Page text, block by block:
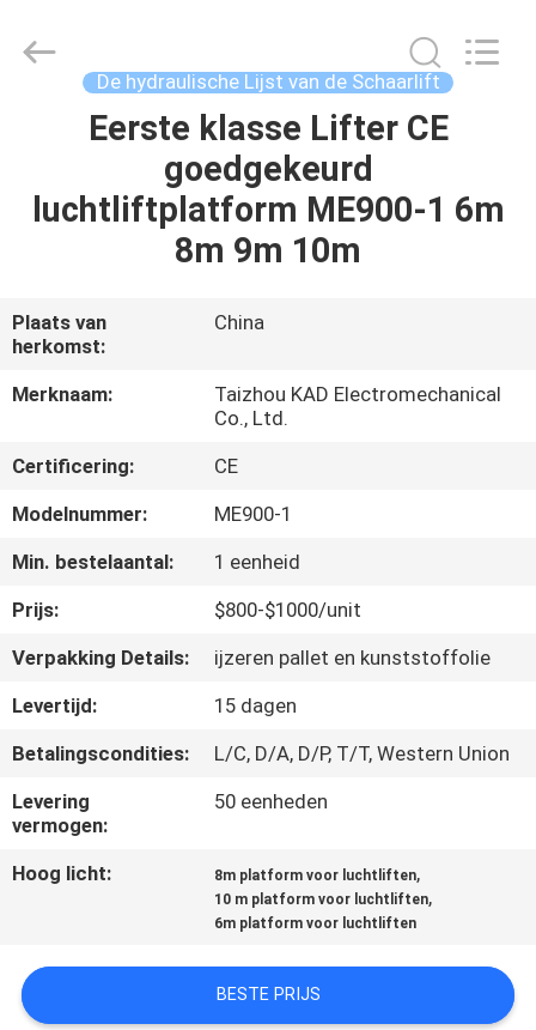
PRODUCTEN
ONGEVEER
ONS
FABRIEKSREIS
KWALITEITSCONTROLE
CONTACTEER
ONS
NIEUWS
VERZOEK
OM EEN
SITEMAP
Co.,Ltd.
De hydraulische Lijst van de Schaarlift
Eerste klasse Lifter CE
goedgekeurd
luchtliftplatform ME900-1 6m
8m 9m 10m
Plaats van
herkomst:
China
Merknaam:
Taizhou KAD Electromechanical
Co., Ltd.
Certificering:
CE
Modelnummer:
ME900-1
Min. bestelaantal:
1 eenheid
Prijs:
$800-$1000/unit
Verpakking Details:
ijzeren pallet en kunststoffolie
Levertijd:
15 dagen
Betalingscondities:
L/C, D/A, D/P, T/T, Western Union
Levering
vermogen:
50 eenheden
Hoog licht: 8m platform voor luchtliften,
10 m platform voor luchtliften,
6m platform voor luchtliften
BESTE PRIJS